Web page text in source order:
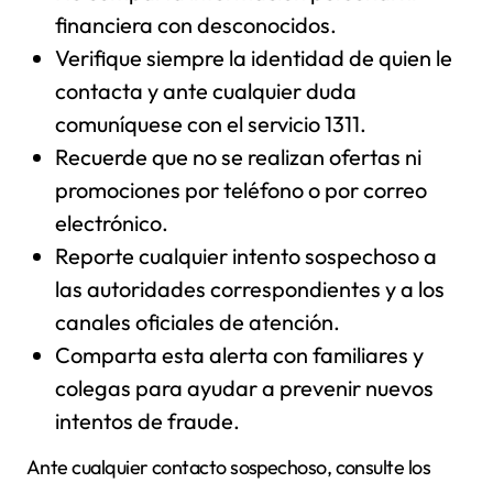
financiera con desconocidos.
Verifique siempre la identidad de quien le
contacta y ante cualquier duda
comuníquese con el servicio 1311.
Recuerde que no se realizan ofertas ni
promociones por teléfono o por correo
electrónico.
Reporte cualquier intento sospechoso a
las autoridades correspondientes y a los
canales oficiales de atención.
Comparta esta alerta con familiares y
colegas para ayudar a prevenir nuevos
intentos de fraude.
Ante cualquier contacto sospechoso, consulte los